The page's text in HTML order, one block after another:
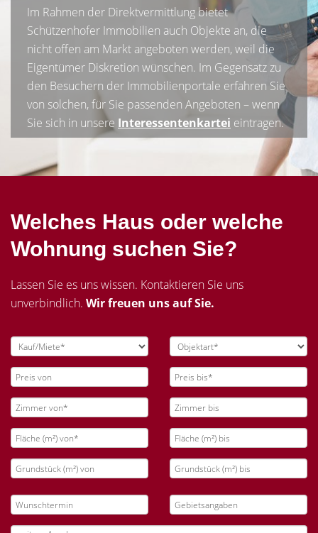
Im Rahmen der Direktvermittlung bietet
Schützenhofer Immobilien auch Objekte an, die
nicht offen am Markt angeboten werden, weil die
Eigentümer Diskretion wünschen. Im Gegensatz zu
den Besuchern der Immobilienportale erfahren Sie
von solchen, für Sie passenden Angeboten – wenn
Sie sich in unsere Interessentenkartei eintragen.
Welches Haus oder welche
Wohnung suchen Sie?
Lassen Sie es uns wissen. Kontaktieren Sie uns
unverbindlich. Wir freuen uns auf Sie.